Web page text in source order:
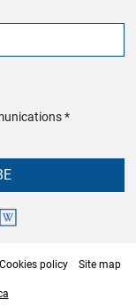
*
Cookies policy Site map